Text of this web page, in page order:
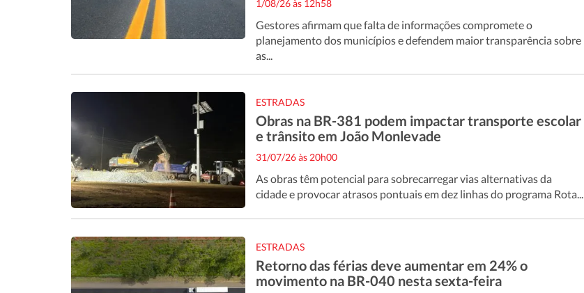
1/08/26 às 12h58
Gestores afirmam que falta de informações compromete o
planejamento dos municípios e defendem maior transparência sobre
as...
ESTRADAS
Obras na BR-381 podem impactar transporte escolar
e trânsito em João Monlevade
31/07/26 às 20h00
As obras têm potencial para sobrecarregar vias alternativas da
cidade e provocar atrasos pontuais em dez linhas do programa Rota...
ESTRADAS
Retorno das férias deve aumentar em 24% o
movimento na BR-040 nesta sexta-feira